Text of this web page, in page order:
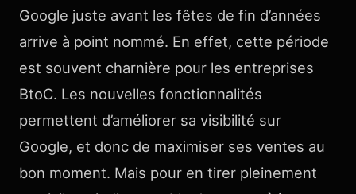
Google juste avant les fêtes de fin d’années
arrive à point nommé. En effet, cette période
est souvent charnière pour les entreprises
BtoC. Les nouvelles fonctionnalités
permettent d’améliorer sa visibilité sur
Google, et donc de maximiser ses ventes au
bon moment. Mais pour en tirer pleinement